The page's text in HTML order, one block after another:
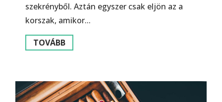
szekrényből. Aztán egyszer csak eljön az a
korszak, amikor...
TOVÁBB